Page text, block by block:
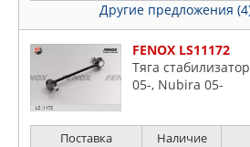
Другие предложения
FENOX LS11172
Тяга
05-, Nubira 05-
Поставка Наличие